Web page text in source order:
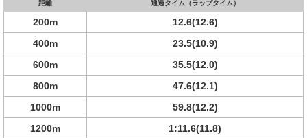
距離 通過タイム（ラップタイム）
200m
12.6(12.6)
400m
23.5(10.9)
600m
35.5(12.0)
800m
47.6(12.1)
1000m
59.8(12.2)
1200m
1:11.6(11.8)